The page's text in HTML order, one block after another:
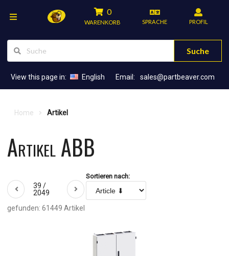
0
WARENKORB SPRACHE PROFIL
Suche
View this page in: English Email: sales@partbeaver.com
Home Artikel
Artikel ABB
39 /
2049
Sortieren nach:
gefunden: 61449 Artikel